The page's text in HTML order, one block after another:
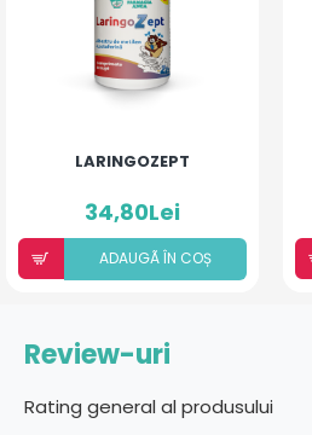
LARINGOZEPT
34,80Lei
ADAUGÃ ÎN COȘ
Review-uri
Rating general al produsului